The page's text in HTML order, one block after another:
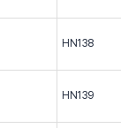
HN138
HN139